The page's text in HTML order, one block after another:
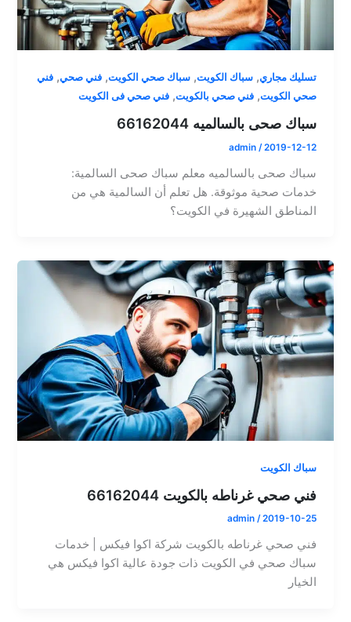
تسليك مجاري,سباك الكويت,سباك صحي الكويت,فني صحي,فني
صحي الكويت,فني صحي بالكويت,فني صحي فى الكويت
سباك صحى بالسالميه 66162044
admin /2019-12-12
سباك صحى بالسالميه معلم سباك صحى السالمية:
خدمات صحية موثوقة. هل تعلم أن السالمية هي من
المناطق الشهيرة في الكويت؟
سباك الكويت
فني صحي غرناطه بالكويت 66162044
admin /2019-10-25
فني صحي غرناطه بالكويت شركة اكوا فيكس | خدمات
سباك صحي في الكويت ذات جودة عالية اكوا فيكس هي
الخيار